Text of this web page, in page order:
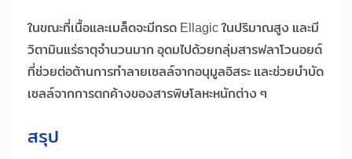
ในขณะที่เนื้อและเมล็ดจะมีกรด Ellagic ในปริมาณสูง และมี
วิตามินแร่ธาตุจำนวนมาก อุดมไปด้วยกลุ่มสารฟลาโวนอยด์
ที่ช่วยต่อต้านการทำลายเซลล์จากอนุมูลอิสระ และช่วยบำบัด
เซลล์จากการตกค้างของสารพิษโลหะหนักต่าง ๆ
สรุป